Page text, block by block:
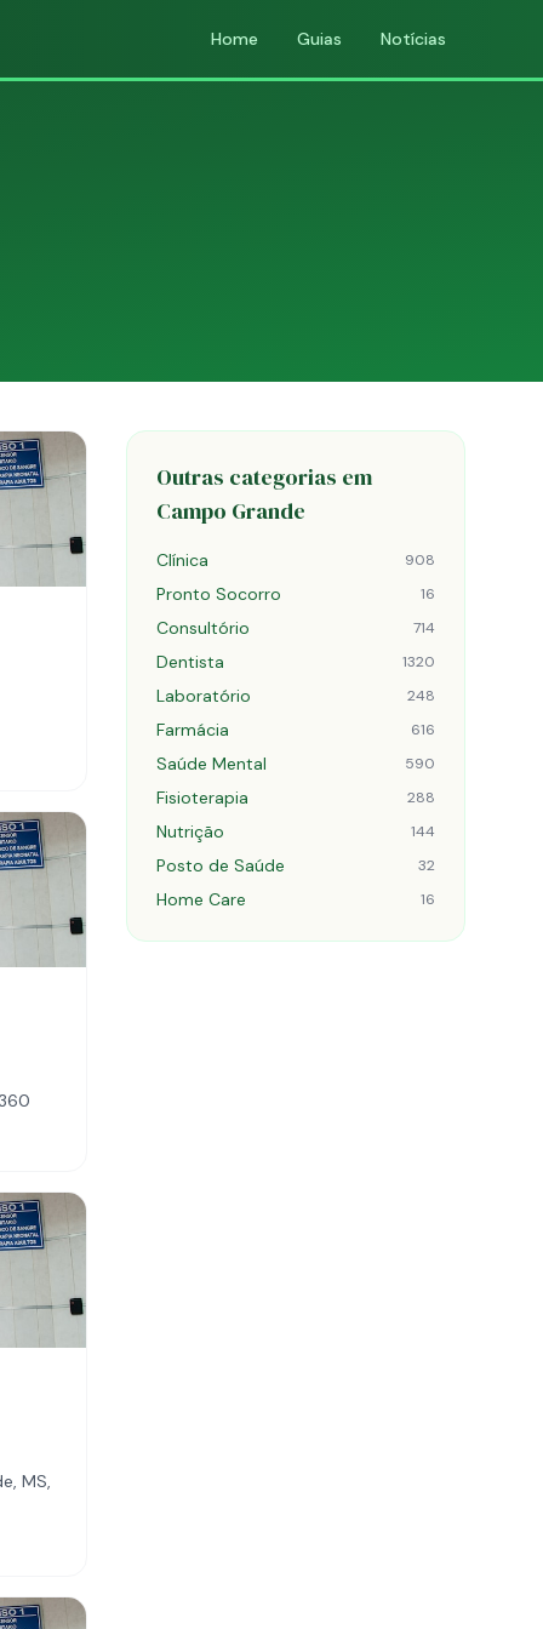
Home Guias Notícias
MS,
Outras categorias em
Campo Grande
Clínica 908
Pronto Socorro 16
Consultório 714
Dentista 1320
Laboratório 248
Farmácia 616
Saúde Mental 590
Fisioterapia 288
Nutrição 144
Posto de Saúde 32
Home Care 16